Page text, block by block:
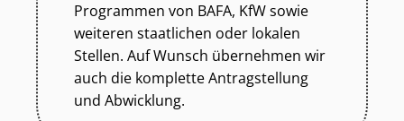
Programmen von BAFA, KfW sowie
weiteren staatlichen oder lokalen
Stellen. Auf Wunsch übernehmen wir
auch die komplette Antragstellung
und Abwicklung.